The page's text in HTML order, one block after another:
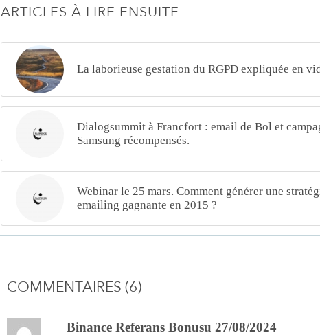
ARTICLES À LIRE ENSUITE
La laborieuse gestation du RGPD expliquée en
Dialogsummit à Francfort : email de Bol et
Samsung récompensés.
Webinar le 25 mars. Comment générer une
emailing gagnante en 2015 ?
COMMENTAIRES (6)
Binance Referans Bonusu 27/08/2024